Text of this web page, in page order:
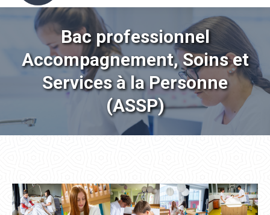
Bac professionnel
Accompagnement, Soins et
Services à la Personne
(ASSP)
Vous êtes ici :